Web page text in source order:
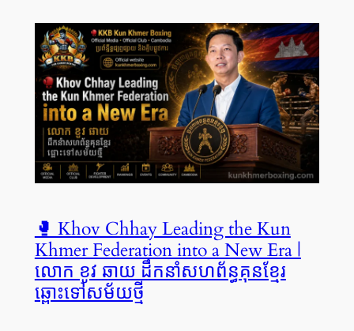
🥊 Khov Chhay Leading the Kun
Khmer Federation into a New Era |
លោក ខូវ ឆាយ ដឹកនាំសហព័ន្ធគុនខ្មែរ
ឆ្ពោះទៅសម័យថ្មី